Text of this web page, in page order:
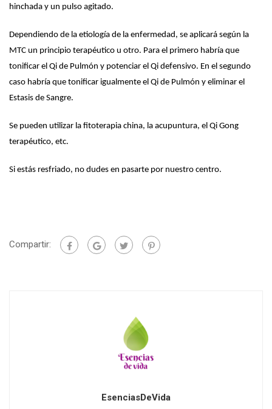
hinchada y un pulso agitado.
Dependiendo de la etiología de la enfermedad, se aplicará según la
MTC un principio terapéutico u otro. Para el primero habría que
tonificar el Qi de Pulmón y potenciar el Qi defensivo. En el segundo
caso habría que tonificar igualmente el Qi de Pulmón y eliminar el
Estasis de Sangre.
Se pueden utilizar la fitoterapia china, la acupuntura, el Qi Gong
terapéutico, etc.
Si estás resfriado, no dudes en pasarte por nuestro centro.
Compartir:
EsenciasDeVida